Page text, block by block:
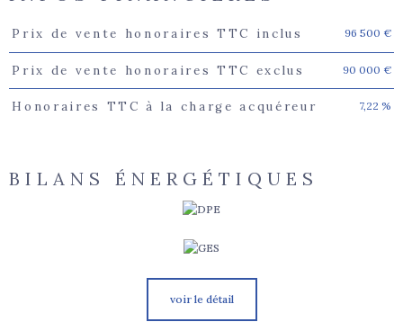
Caractéristiques Valeurs
Prix de vente honoraires TTC inclus 96 500 €
Prix de vente honoraires TTC exclus 90 000 €
Honoraires TTC à la charge acquéreur 7,22 %
BILANS ÉNERGÉTIQUES
voir le détail